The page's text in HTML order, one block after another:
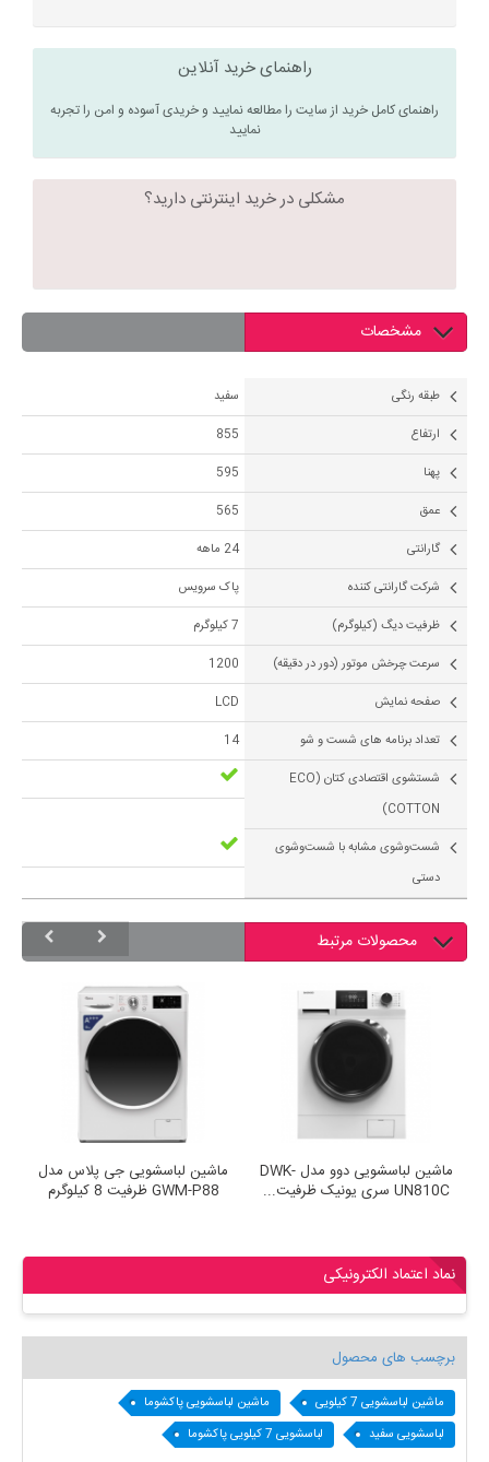
راهنمای خرید آنلاین
راهنمای کامل خرید از سایت را مطالعه نمایید و خریدی آسوده و امن را تجربه
نمایید
مشکلی در خرید اینترنتی دارید؟
مشخصات
طبقه رنگی
سفید
ارتفاع
855
پهنا
595
عمق
565
گارانتی
24 ماهه
شرکت گارانتی کننده
پاک سرویس
ظرفیت دیگ (کیلوگرم)
7 کیلوگرم
سرعت چرخش موتور (دور در دقیقه)
1200
صفحه نمایش
LCD
تعداد برنامه های شست و شو
14
شستشوی اقتصادی کتان (ECO
COTTON)
شست‌وشوی مشابه با شست‌وشوی
دستی
محصولات مرتبط
ماشین لباسشویی جی پلاس مدل
GWM-P88 ظرفیت 8 کیلوگرم
ماشین لباسشویی دوو مدل DWK-
UN810C سری یونیک ظرفیت...
نماد اعتماد الکترونیکی
برچسب های محصول
ماشین لباسشویی 7 کیلویی
ماشین لباسشویی پاکشوما
لباسشویی سفید
لباسشویی 7 کیلویی پاکشوما